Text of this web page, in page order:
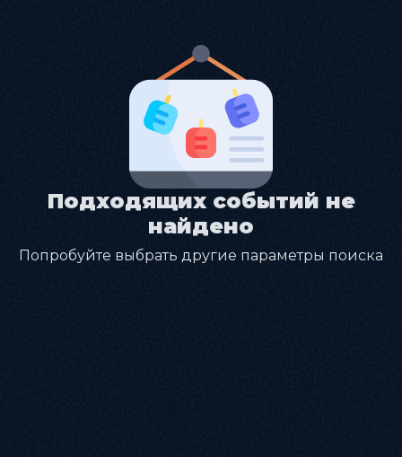
Подходящих событий не
найдено
Попробуйте выбрать другие параметры поиска